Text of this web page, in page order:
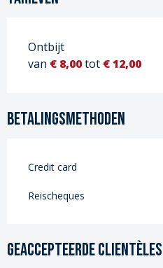
Ontbijt
van € 8,00tot € 12,00
Betalingsmethoden
Credit card
Reischeques
Geaccepteerde clientèles